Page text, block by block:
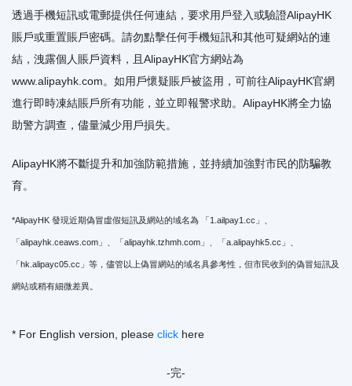
透過手機短訊或電郵提供任何連結，要求用戶登入或驗證AlipayHK
賬戶或重置賬戶密碼。請勿點擊任何手機短訊和其他可疑網站的連
結，洩露個人賬戶資料，且AlipayHK官方網站為
www.alipayhk.com。如用戶懷疑賬戶被盜用，可前往AlipayHK官網
進行即時凍結賬戶所有功能，並立即報警求助。AlipayHK將全力協
助警方調查，儘量減少用戶損失。
AlipayHK將不斷提升和加強防範措施，並持續加強對市民的防騙教
育。
*AlipayHK 發現近期偽冒虛假短訊及網站的域名為 「1.ailpay1.cc」、
「alipayhk.ceaws.com」、「alipayhk.tzhmh.com」、「a.alipayhk5.cc」、
「hk.alipayc05.cc」等，儘管以上偽冒網站的域名具參考性，但市民收到的偽冒短訊及
網站或稍有細微差異。
* For English version, please click here
-完-